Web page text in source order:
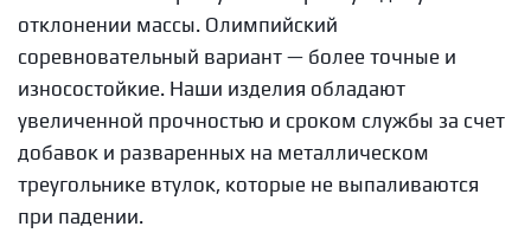
отклонении массы. Олимпийский
соревновательный вариант — более точные и
износостойкие. Наши изделия обладают
увеличенной прочностью и сроком службы за счет
добавок и разваренных на металлическом
треугольнике втулок, которые не выпаливаются
при падении.